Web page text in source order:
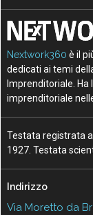
Nextwork360 è il
dedicati ai temi
Imprenditoriale. Ha
imprenditoriale
Testata registrata
1927. Testata
Indirizzo
Via Moretto da